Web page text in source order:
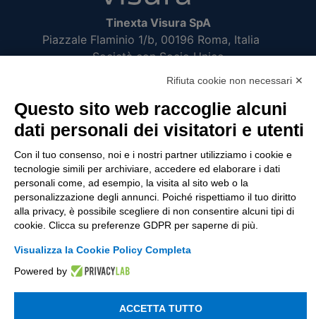
Tinexta Visura SpA
Piazzale Flaminio 1/b, 00196 Roma, Italia
Società con Socio Unico
Società soggetta alla direzione e coordinamento
P.IVA 05338771008 REA n. 877679
UTILITÀ
Recupero Password
Verifica attestato di presenza
POLICIES AND TERMS
Informativa cookie
© 2003 - 2026 Tinexta Visura S.p.A.
Rifiuta cookie non necessari ✕
Questo sito web raccoglie alcuni
dati personali dei visitatori e utenti
Con il tuo consenso, noi e i nostri partner utilizziamo i cookie e
tecnologie simili per archiviare, accedere ed elaborare i dati
personali come, ad esempio, la visita al sito web o la
personalizzazione degli annunci. Poiché rispettiamo il tuo diritto
alla privacy, è possibile scegliere di non consentire alcuni tipi di
cookie. Clicca su preferenze GDPR per saperne di più.
Visualizza la Cookie Policy Completa
Powered by
ACCETTA TUTTO